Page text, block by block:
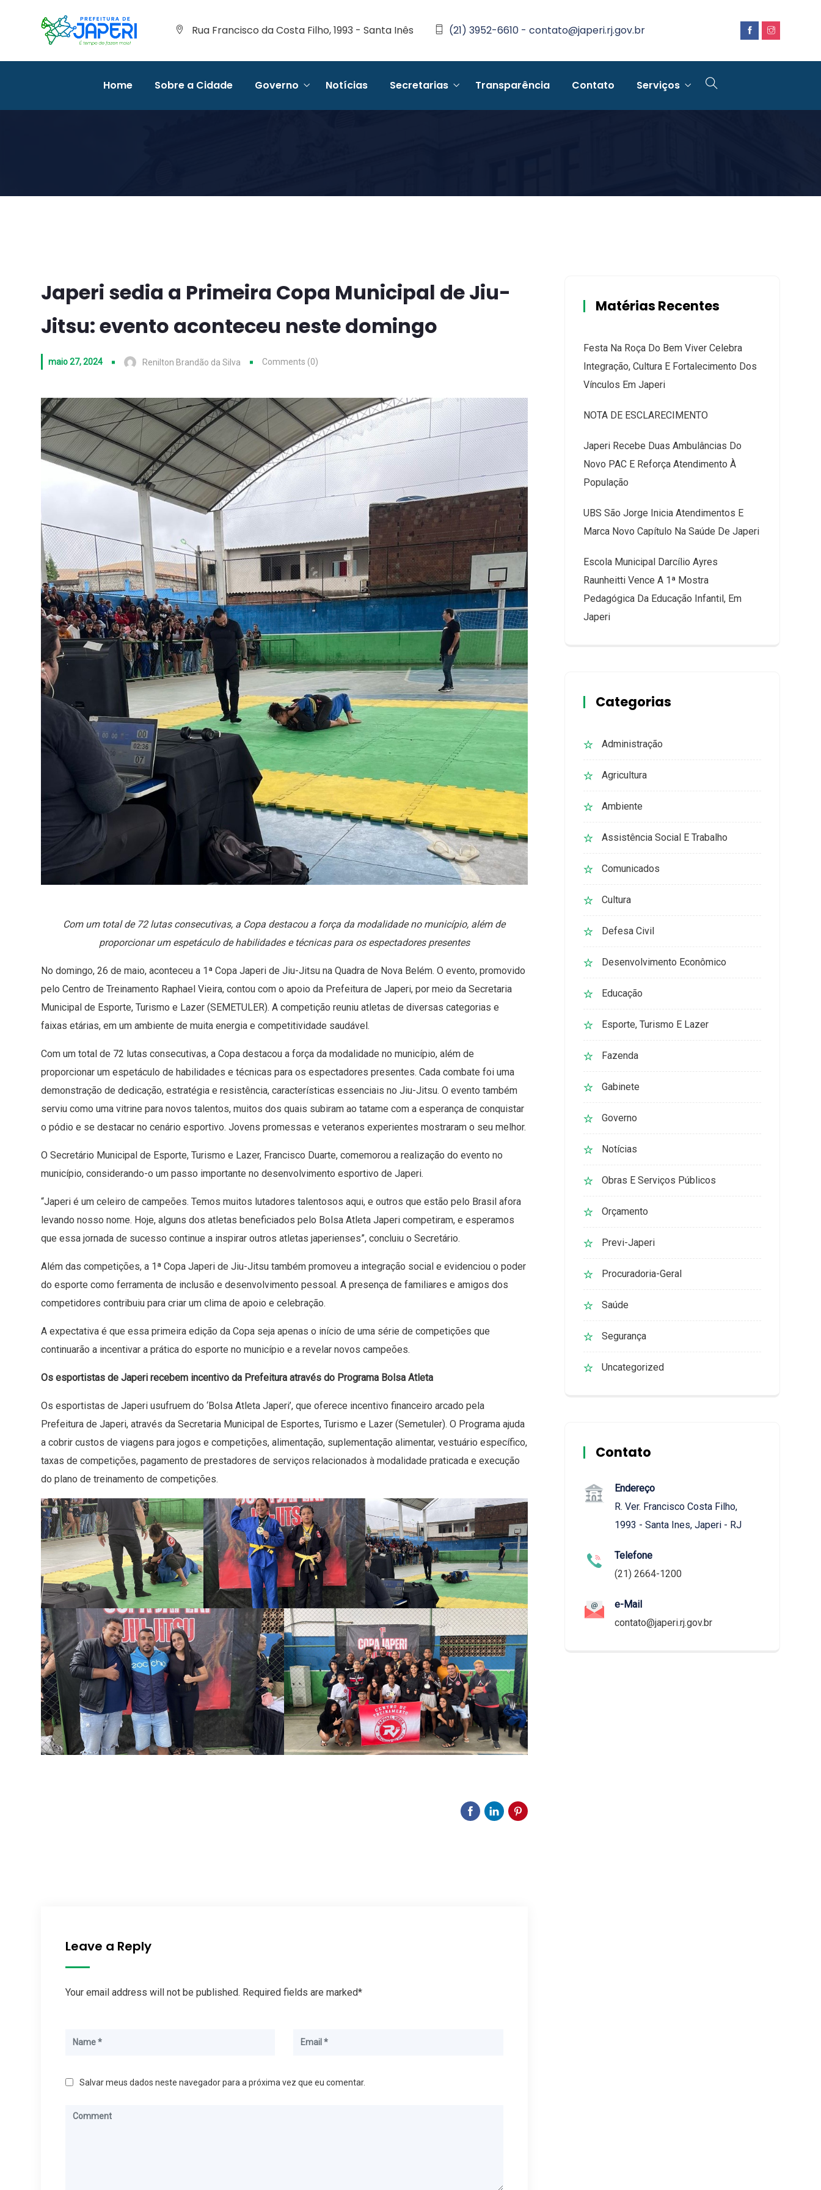
Rua Francisco da Costa Filho, 1993 - Santa Inês (21) 3952-6610 - contato@japeri.rj.gov.br
Home Sobre a Cidade Governo Notícias Secretarias Transparência Contato Serviços
Japeri sedia a Primeira Copa Municipal de Jiu-
Jitsu: evento aconteceu neste domingo
maio 27, 2024 Renilton Brandão da Silva Comments (0)
Com um total de 72 lutas consecutivas, a Copa destacou a força da modalidade no município, além de
proporcionar um espetáculo de habilidades e técnicas para os espectadores presentes
No domingo, 26 de maio, aconteceu a 1ª Copa Japeri de Jiu-Jitsu na Quadra de Nova Belém. O evento, promovido
pelo Centro de Treinamento Raphael Vieira, contou com o apoio da Prefeitura de Japeri, por meio da Secretaria
Municipal de Esporte, Turismo e Lazer (SEMETULER). A competição reuniu atletas de diversas categorias e
faixas etárias, em um ambiente de muita energia e competitividade saudável.
Com um total de 72 lutas consecutivas, a Copa destacou a força da modalidade no município, além de
proporcionar um espetáculo de habilidades e técnicas para os espectadores presentes. Cada combate foi uma
demonstração de dedicação, estratégia e resistência, características essenciais no Jiu-Jitsu. O evento também
serviu como uma vitrine para novos talentos, muitos dos quais subiram ao tatame com a esperança de conquistar
o pódio e se destacar no cenário esportivo. Jovens promessas e veteranos experientes mostraram o seu melhor.
O Secretário Municipal de Esporte, Turismo e Lazer, Francisco Duarte, comemorou a realização do evento no
município, considerando-o um passo importante no desenvolvimento esportivo de Japeri.
“Japeri é um celeiro de campeões. Temos muitos lutadores talentosos aqui, e outros que estão pelo Brasil afora
levando nosso nome. Hoje, alguns dos atletas beneficiados pelo Bolsa Atleta Japeri competiram, e esperamos
que essa jornada de sucesso continue a inspirar outros atletas japerienses”, concluiu o Secretário.
Além das competições, a 1ª Copa Japeri de Jiu-Jitsu também promoveu a integração social e evidenciou o poder
do esporte como ferramenta de inclusão e desenvolvimento pessoal. A presença de familiares e amigos dos
competidores contribuiu para criar um clima de apoio e celebração.
A expectativa é que essa primeira edição da Copa seja apenas o início de uma série de competições que
continuarão a incentivar a prática do esporte no município e a revelar novos campeões.
Os esportistas de Japeri recebem incentivo da Prefeitura através do Programa Bolsa Atleta
Os esportistas de Japeri usufruem do ‘Bolsa Atleta Japeri’, que oferece incentivo financeiro arcado pela
Prefeitura de Japeri, através da Secretaria Municipal de Esportes, Turismo e Lazer (Semetuler). O Programa ajuda
a cobrir custos de viagens para jogos e competições, alimentação, suplementação alimentar, vestuário específico,
taxas de competições, pagamento de prestadores de serviços relacionados à modalidade praticada e execução
do plano de treinamento de competições.
Leave a Reply
Your email address will not be published. Required fields are marked*
Salvar meus dados neste navegador para a próxima vez que eu comentar.
Matérias Recentes
Festa Na Roça Do Bem Viver Celebra
Integração, Cultura E Fortalecimento Dos
Vínculos Em Japeri
NOTA DE ESCLARECIMENTO
Japeri Recebe Duas Ambulâncias Do
Novo PAC E Reforça Atendimento À
População
UBS São Jorge Inicia Atendimentos E
Marca Novo Capítulo Na Saúde De Japeri
Escola Municipal Darcílio Ayres
Raunheitti Vence A 1ª Mostra
Pedagógica Da Educação Infantil, Em
Japeri
Categorias
Administração
Agricultura
Ambiente
Assistência Social E Trabalho
Comunicados
Cultura
Defesa Civil
Desenvolvimento Econômico
Educação
Esporte, Turismo E Lazer
Fazenda
Gabinete
Governo
Notícias
Obras E Serviços Públicos
Orçamento
Previ-Japeri
Procuradoria-Geral
Saúde
Segurança
Uncategorized
Contato
Endereço
R. Ver. Francisco Costa Filho,
1993 - Santa Ines, Japeri - RJ
Telefone
(21) 2664-1200
e-Mail
contato@japeri.rj.gov.br